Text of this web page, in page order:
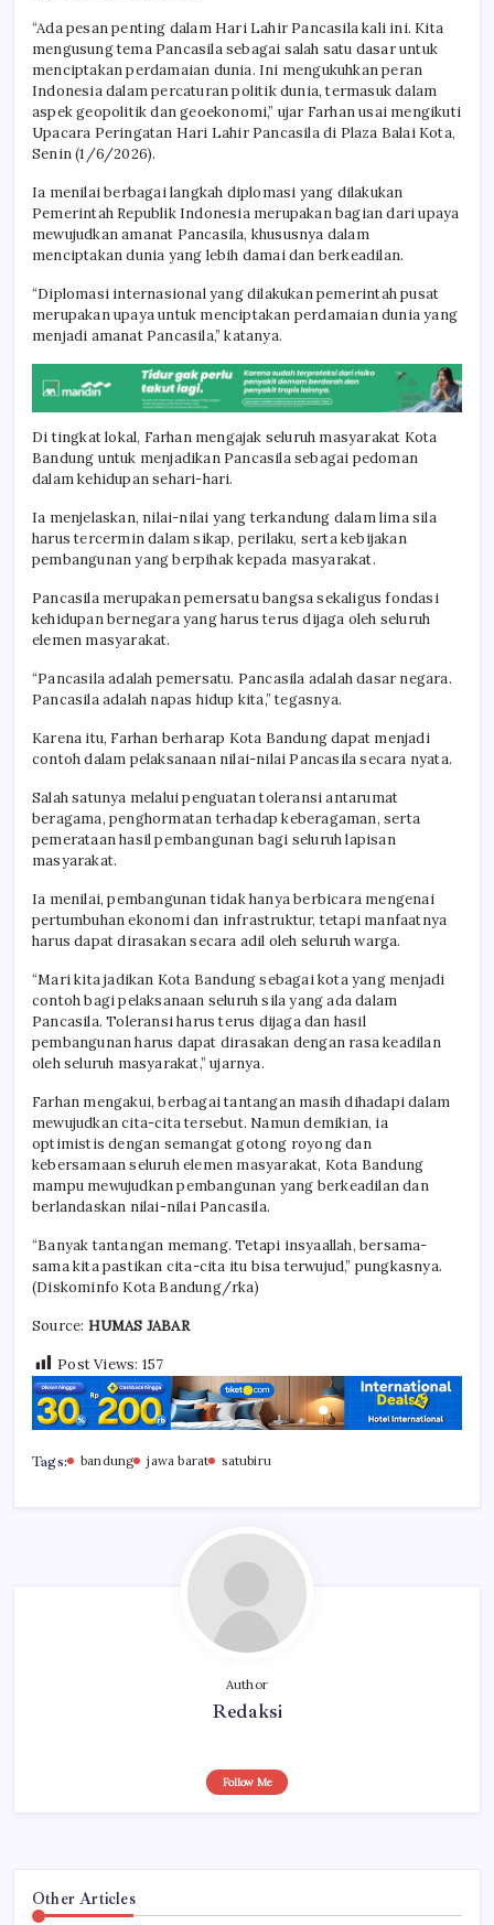
“Ada pesan penting dalam Hari Lahir Pancasila kali ini. Kita
mengusung tema Pancasila sebagai salah satu dasar untuk
menciptakan perdamaian dunia. Ini mengukuhkan peran
Indonesia dalam percaturan politik dunia, termasuk dalam
aspek geopolitik dan geoekonomi,” ujar Farhan usai mengikuti
Upacara Peringatan Hari Lahir Pancasila di Plaza Balai Kota,
Senin (1/6/2026).
Ia menilai berbagai langkah diplomasi yang dilakukan
Pemerintah Republik Indonesia merupakan bagian dari upaya
mewujudkan amanat Pancasila, khususnya dalam
menciptakan dunia yang lebih damai dan berkeadilan.
“Diplomasi internasional yang dilakukan pemerintah pusat
merupakan upaya untuk menciptakan perdamaian dunia yang
menjadi amanat Pancasila,” katanya.
Di tingkat lokal, Farhan mengajak seluruh masyarakat Kota
Bandung untuk menjadikan Pancasila sebagai pedoman
dalam kehidupan sehari-hari.
Ia menjelaskan, nilai-nilai yang terkandung dalam lima sila
harus tercermin dalam sikap, perilaku, serta kebijakan
pembangunan yang berpihak kepada masyarakat.
Pancasila merupakan pemersatu bangsa sekaligus fondasi
kehidupan bernegara yang harus terus dijaga oleh seluruh
elemen masyarakat.
“Pancasila adalah pemersatu. Pancasila adalah dasar negara.
Pancasila adalah napas hidup kita,” tegasnya.
Karena itu, Farhan berharap Kota Bandung dapat menjadi
contoh dalam pelaksanaan nilai-nilai Pancasila secara nyata.
Salah satunya melalui penguatan toleransi antarumat
beragama, penghormatan terhadap keberagaman, serta
pemerataan hasil pembangunan bagi seluruh lapisan
masyarakat.
Ia menilai, pembangunan tidak hanya berbicara mengenai
pertumbuhan ekonomi dan infrastruktur, tetapi manfaatnya
harus dapat dirasakan secara adil oleh seluruh warga.
“Mari kita jadikan Kota Bandung sebagai kota yang menjadi
contoh bagi pelaksanaan seluruh sila yang ada dalam
Pancasila. Toleransi harus terus dijaga dan hasil
pembangunan harus dapat dirasakan dengan rasa keadilan
oleh seluruh masyarakat,” ujarnya.
Farhan mengakui, berbagai tantangan masih dihadapi dalam
mewujudkan cita-cita tersebut. Namun demikian, ia
optimistis dengan semangat gotong royong dan
kebersamaan seluruh elemen masyarakat, Kota Bandung
mampu mewujudkan pembangunan yang berkeadilan dan
berlandaskan nilai-nilai Pancasila.
“Banyak tantangan memang. Tetapi insyaallah, bersama-
sama kita pastikan cita-cita itu bisa terwujud,” pungkasnya.
(Diskominfo Kota Bandung/rka)
Source: HUMAS JABAR
Post Views: 157
Tags: bandung jawa barat satubiru
Author
Redaksi
Follow Me
Other Articles